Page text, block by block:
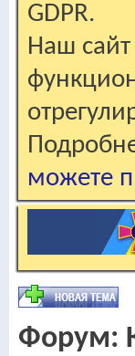
GDPR.
Наш сайт
можете
Форум: